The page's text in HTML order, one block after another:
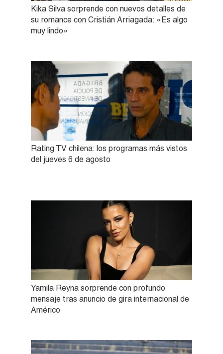
Kika Silva sorprende con nuevos detalles de
su romance con Cristián Arriagada: «Es algo
muy lindo»
Rating TV chilena: los programas más vistos
del jueves 6 de agosto
Yamila Reyna sorprende con profundo
mensaje tras anuncio de gira internacional de
Américo